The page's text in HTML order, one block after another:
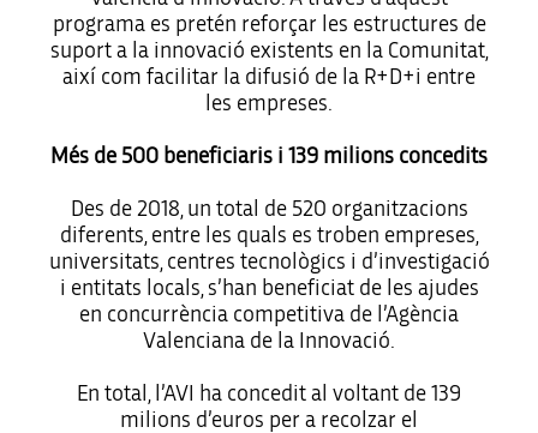
programa es pretén reforçar les estructures de
suport a la innovació existents en la Comunitat,
així com facilitar la difusió de la R+D+i entre
les empreses.
Més de 500 beneficiaris i 139 milions concedits
Des de 2018, un total de 520 organitzacions
diferents, entre les quals es troben empreses,
universitats, centres tecnològics i d’investigació
i entitats locals, s’han beneficiat de les ajudes
en concurrència competitiva de l’Agència
Valenciana de la Innovació.
En total, l’AVI ha concedit al voltant de 139
milions d’euros per a recolzar el